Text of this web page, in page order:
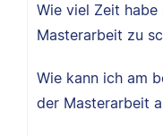
Wie viel Zeit habe
Masterarbeit zu
Wie kann ich am
der Masterarbeit